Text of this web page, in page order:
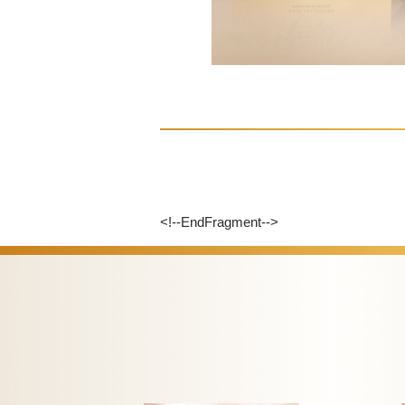
<!--EndFragment-->